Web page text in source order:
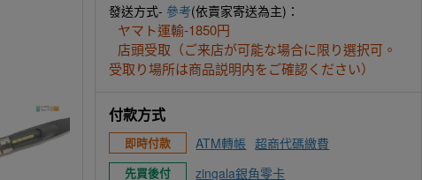
160X711025 (2).JPG
發送方式- 參考(依賣家寄送為主)：
ヤマト運輸-1850円
店頭受取（ご来店が可能な場合に限り選択可。
受取り場所は商品説明内をご確認ください）
付款方式
即時付款 ATM轉帳 超商代碼繳費
先買後付 zingala銀角零卡